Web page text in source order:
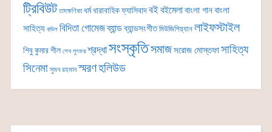
ট্রিবিউট তাৎক্ষণিকা ধর্ম ধারাবাহিকফ্যাসিবাদবইবইমেলাবাংলা গানবাংলা
সাহিত্য বাউল বিদিতা গোমেজব্যান্ডব্যান্ডসংগীত মিউজিশিয়্যান লাইফস্টাইল
শিবু কুমার শীল শেখ লুৎফর শ্রদ্ধাসংস্কৃতিসমাজসরোজ মোস্তফাসাহিত্য
সিনেমা সুমন রহমান স্মরণহলিউড